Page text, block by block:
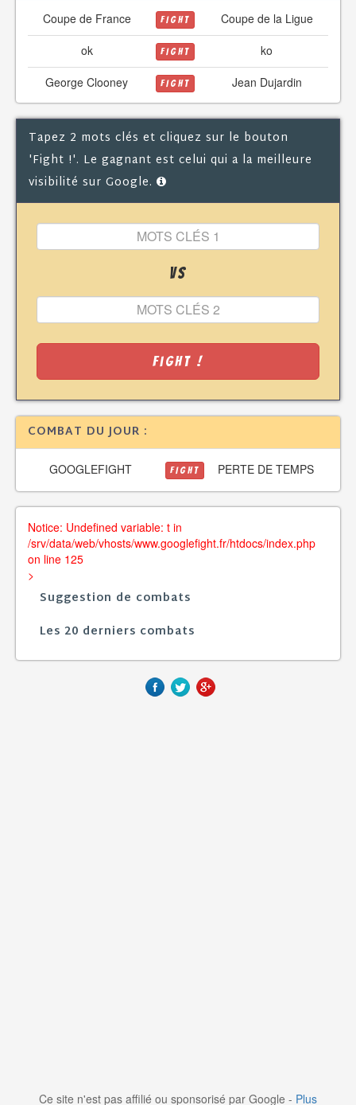
Coupe de France FIGHT
Coupe de la Ligue
ok
FIGHT
ko
George Clooney
FIGHT Jean Dujardin
Tapez 2 mots clés et cliquez sur le bouton
'Fight !'. Le gagnant est celui qui a la meilleure
visibilité sur Google.
VS
Fight !
COMBAT DU JOUR :
GOOGLEFIGHT FIGHT PERTE DE TEMPS
Notice: Undefined variable: t in
/srv/data/web/vhosts/www.googlefight.fr/htdocs/index.php
on line 125
>
Suggestion de combats
Les 20 derniers combats
Ce site n'est pas affilié ou sponsorisé par Google - Plus